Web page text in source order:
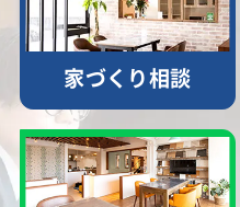
家づくり相談